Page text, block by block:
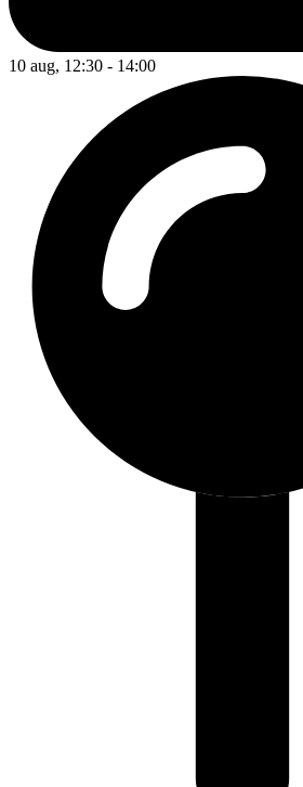
10 aug, 12:30 - 14:00